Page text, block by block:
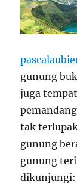
gunung
juga
tak
gunung
gunung
dikunjungi: